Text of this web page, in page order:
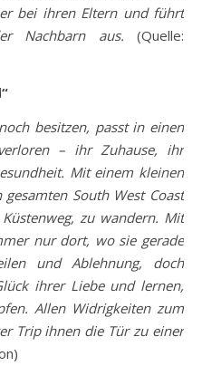
bei ihren Eltern und führt
Nachbarn aus. (Quelle:
besitzen, passt in einen
– ihr Zuhause, ihr
Mit einem kleinen
South West Coast
zu wandern. Mit
nur dort, wo sie gerade
und Ablehnung, doch
ihrer Liebe und lernen,
Allen Widrigkeiten zum
Trip ihnen die Tür zu einer